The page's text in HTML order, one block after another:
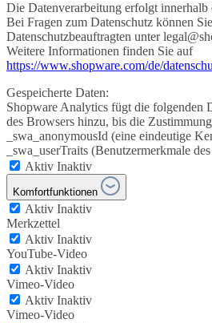
Die Datenverarbeitung erfolgt
Bei Fragen zum Datenschutz können
Datenschutzbeauftragten unter
Weitere Informationen finden Sie auf
https://www.shopware.com/de/
Gespeicherte Daten:
Shopware Analytics fügt die folgenden
des Browsers hinzu, bis die
_swa_anonymousId (eine eindeutige
_swa_userTraits (Benutzermerkmale
Aktiv Inaktiv
Komfortfunktionen
Aktiv Inaktiv
Merkzettel
Aktiv Inaktiv
YouTube-Video
Aktiv Inaktiv
Vimeo-Video
Aktiv Inaktiv
Vimeo-Video